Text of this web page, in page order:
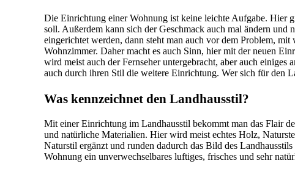
Die Einrichtung einer Wohnung ist keine leichte Aufgabe. Hier
soll. Außerdem kann sich der Geschmack auch mal ändern
eingerichtet werden, dann steht man auch vor dem Problem,
Wohnzimmer. Daher macht es auch Sinn, hier mit der neuen
wird meist auch der Fernseher untergebracht, aber auch
auch durch ihren Stil die weitere Einrichtung. Wer sich für den
Was kennzeichnet den Landhausstil?
Mit einer Einrichtung im Landhausstil bekommt man das Flair
und natürliche Materialien. Hier wird meist echtes Holz,
Naturstil ergänzt und runden dadurch das Bild des
Wohnung ein unverwechselbares luftiges, frisches und sehr